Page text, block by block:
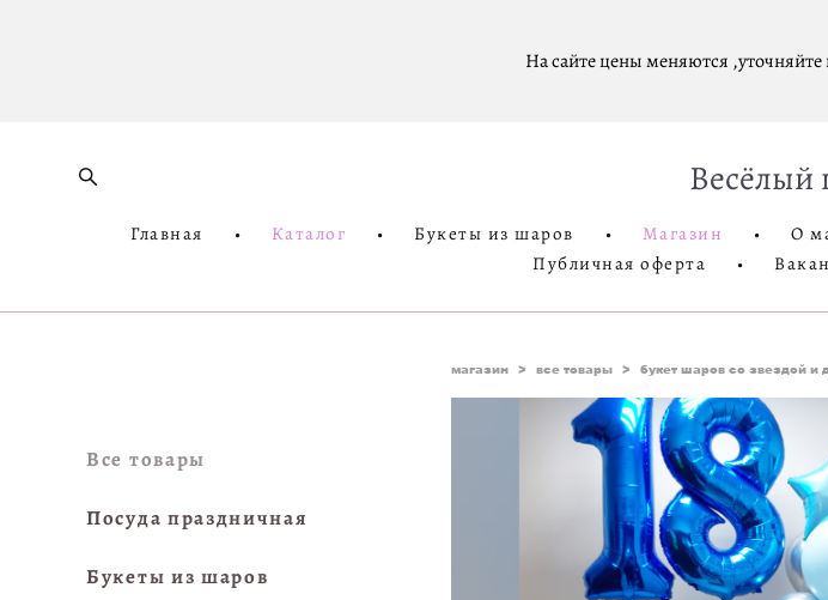
На сайте цены меняются
Главная • Каталог • Букеты из шаров • Магазин • О
Публичная оферта
•
Все товары
Посуда праздничная
Букеты из шаров
магазин > все товары > букет шаров со звездой и